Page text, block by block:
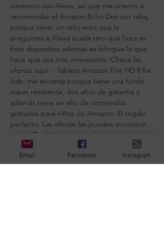
contento con Alexa, así que me oriento a
recomendar el Amazon Echo Dot con reloj,
porque tener un reloj evita que le
preguntes a Alexa acada rato qué hora es.
Este dispositivo además es bilingüe lo que
hace que sea más interesante. Checa las
ofertas aquí. - Tableta Amazon Fire HD 8 for
kids: me encanta porque tiene una funda
súper resistente, dos años de garantía y
además tiene un año de contenidos
gratuitos para niños de Amazon. El regalo
perfecto. Las ofertas las puedes encontrar
aquí. - También recomendé enchufes
inteligentes, para hacer tu casa más lista. La
verdad hay muchas marcas, mientras sean
compatibles con tu asistente virtual, no
Email Facebook Instagram